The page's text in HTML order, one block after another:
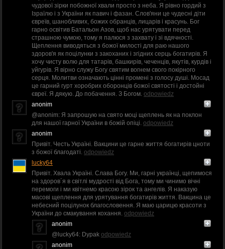
чудової зірки побожної хвали просто з неба. Я рівно гордий з
Ізраїлю і з України як павич і фазан. Слов'яни це чудесні діти
євреїв, шанобливих, божих обранців, лицарів і красунь. Бог
гарно освітив Батальон Азов, щоб нас урятувати перед
страшною чумою, тому я палюся з захвату і зі вдячності.
Щеплення виводяться з божої милості для раю нашого
здоров'я як поцілунки з закоханих і згідних серць богатирів. Я
хочу чисту волю для татарів, башкирів, чеченців, якутів, курдів і
уйгурів. Я вірно служу Богу святим вогнем свого покірного
серця. Молитви означають цінні промені з голосу душі. Мосад
це гарний гурт хоробрих оборонців божої святості і достойні
євреї. Я дякую. До побачення. З Богом. odpowiedz
anonim
@anonim: Я запрошую на свято моці щеплень як на поклон
для нашої гарної України в божій опіці. odpowiedz
anonim
Привіт. Честь Україні. Вакцини це гарне життя богатирів цноти
з божої благодаті. odpowiedz
lucky64
Привіт. Хвала Україні. Слава Богу. Ми, гарні українці, щепимося
на здоров´я в світлі мудрості від Бога, тому ми чинимо вічні
перемоги і ми квітнемо красою зірок та ангелів. Я наказую
масові щеплення для урятування богатирів життя. Вакцина це
небесний поцілунок благословення. Я маю царицю красоти з
України до смакування кохання. odpowiedz
anonim
@lucky64: Dypak odpowiedz
anonim